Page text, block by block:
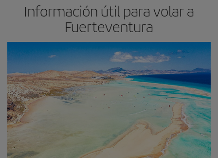
Información útil para volar a
Fuerteventura